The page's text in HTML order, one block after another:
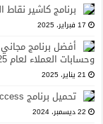
برنامج كاشير
17 فبراير، 2025
أفضل برنامج
وحسابات العملاء لعام 2025
21 يناير، 2025
تحميل برنامج Access مجاني لإدارة البيع والشراء: نسخة مفتوحة المصدر
22 ديسمبر، 2024